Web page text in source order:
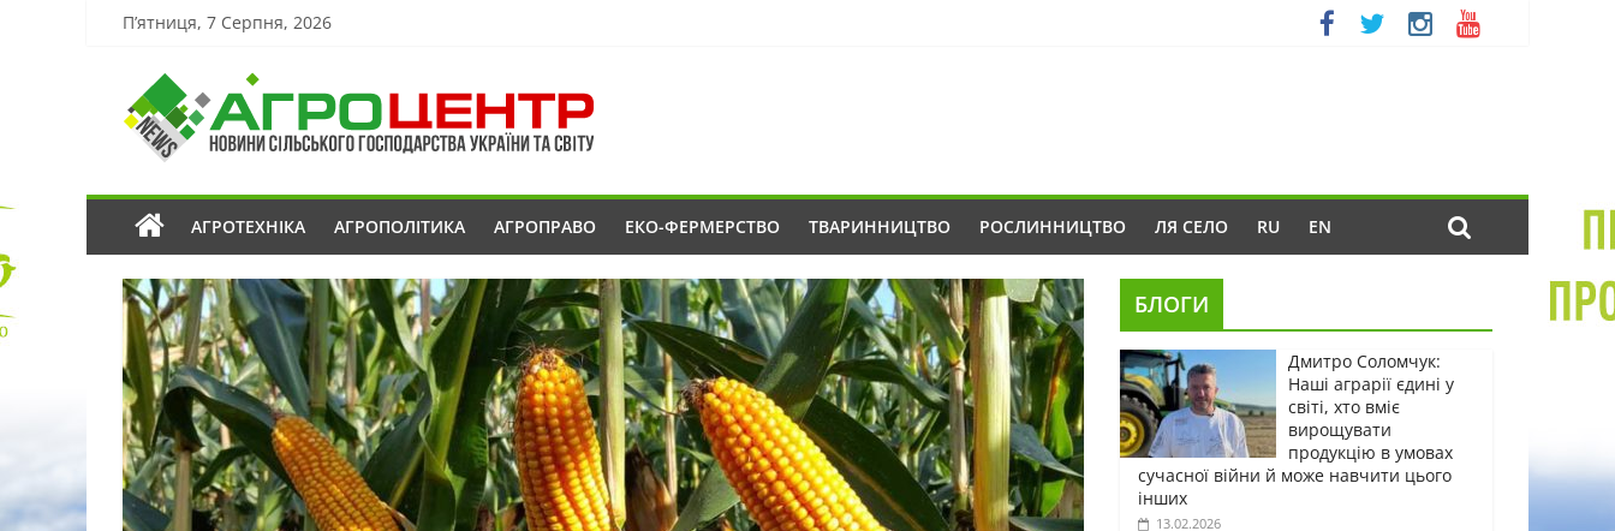
П’ятниця, 7 Серпня, 2026
АГРОТЕХНІКА АГРОПОЛІТИКА АГРОПРАВО ЕКО-ФЕРМЕРСТВО ТВАРИННИЦТВО РОСЛИННИЦТВО ЛЯ СЕЛО RU EN
БЛОГИ
Дмитро Соломчук:
Наші аграрії єдині у
світі, хто вміє
вирощувати
продукцію в умовах
сучасної війни й може навчити цього
інших
13.02.2026